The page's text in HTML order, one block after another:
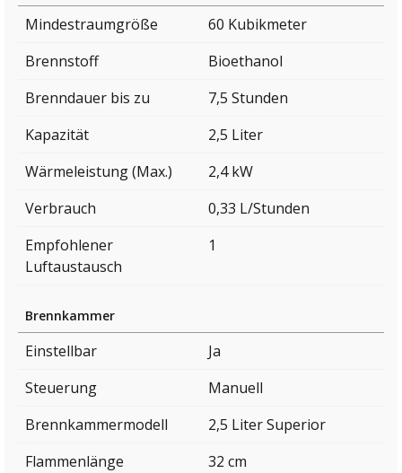
Mindestraumgröße
60 Kubikmeter
Brennstoff
Bioethanol
Brenndauer bis zu
7,5 Stunden
Kapazität
2,5 Liter
Wärmeleistung (Max.)
2,4 kW
Verbrauch
0,33 L/Stunden
Empfohlener
Luftaustausch
1
Brennkammer
Einstellbar
Ja
Steuerung
Manuell
Brennkammermodell
2,5 Liter Superior
Flammenlänge
32 cm